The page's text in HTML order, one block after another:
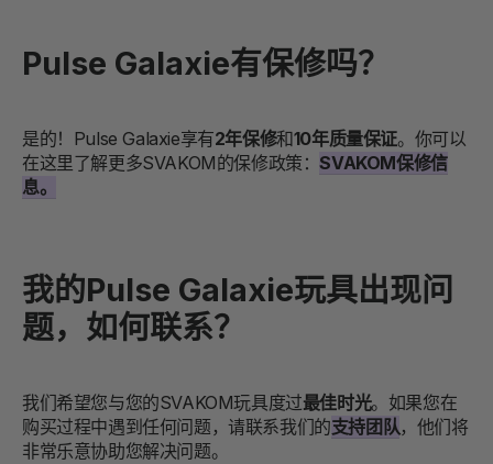
Pulse Galaxie有保修吗？
是的！Pulse Galaxie享有2年保修和10年质量保证。你可以
在这里了解更多SVAKOM的保修政策：SVAKOM保修信
息。
我的Pulse Galaxie玩具出现问
题，如何联系？
我们希望您与您的SVAKOM玩具度过最佳时光。如果您在
购买过程中遇到任何问题，请联系我们的支持团队，他们将
非常乐意协助您解决问题。